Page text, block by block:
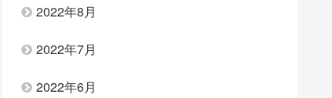
2022年8月
2022年7月
2022年6月